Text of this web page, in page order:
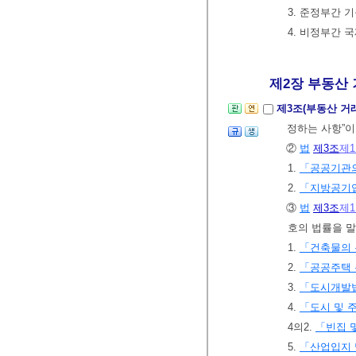
3. 준정부간
4. 비정부간
제2장 부동산
제3조(부동산 거
정하는 사항”
② 법 제3조제
1.
「공공기
2.
「지방공기
③ 법 제3조제
호의 법률을
1.
「건축물
2.
「공공주
3.
「도시개발
4.
「도시 및
4의2.
「빈집
5.
「산업입